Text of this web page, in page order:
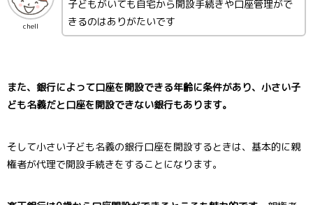
chell
子どもがいても自宅から開設手続きや口座管理がで
きるのはありがたいです
また、銀行によって口座を開設できる年齢に条件があり、小さい子
ども名義だと口座を開設できない銀行もあります。
そして小さい子ども名義の銀行口座を開設するときは、基本的に親
権者が代理で開設手続きをすることになります。